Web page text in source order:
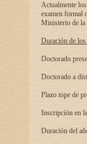
Actualmente
examen formal
Ministerio de la
Duración de
Doctorado
Doctorado a
Plazo tope de
Inscripción en
Duración del